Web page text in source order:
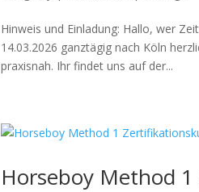
Hinweis und Einladung: Hallo, wer
14.03.2026 ganztägig nach Köln
praxisnah. Ihr findet uns auf der...
Horseboy Method